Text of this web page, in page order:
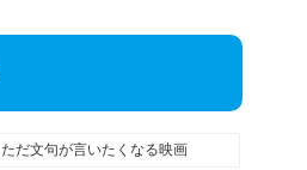
ただ文句が言いたくなる映画